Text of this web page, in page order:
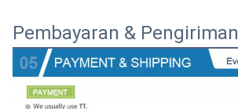
Pembayaran & Pengiriman